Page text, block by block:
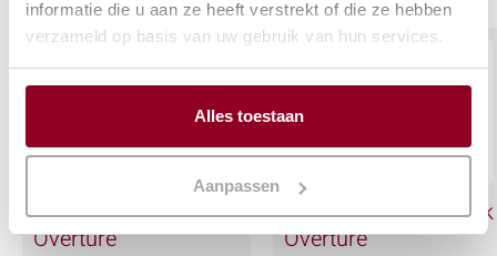
informatie die u aan ze heeft verstrekt of die ze hebben
verzameld op basis van uw gebruik van hun services.
Alles toestaan
Aanpassen
Voorgerechtvork
Overture
Gebaks-/Cocktailvork
Overture